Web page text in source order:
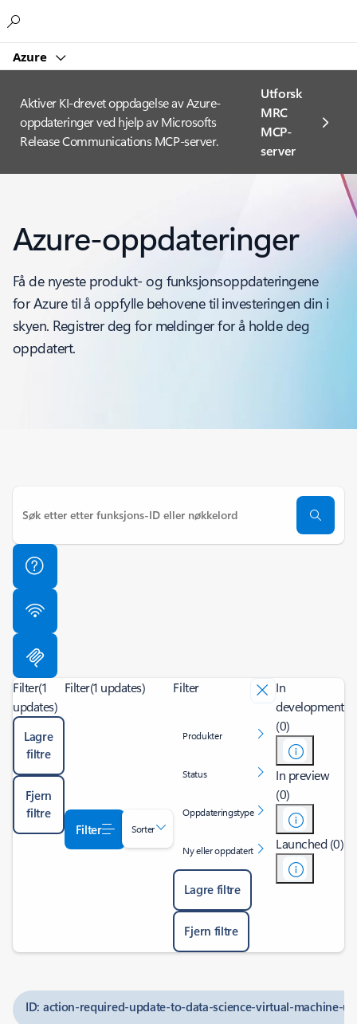
Azure
Aktiver KI-drevet oppdagelse av Azure-
oppdateringer ved hjelp av Microsofts
Release Communications MCP-server.
Utforsk
MRC
MCP-
server
Azure-oppdateringer
Få de nyeste produkt- og funksjonsoppdateringene
for Azure til å oppfylle behovene til investeringen din i
skyen. Registrer deg for meldinger for å holde deg
oppdatert.
Filter(1
updates)
Lagre
filtre
Fjern
filtre
Filter(1 updates)
Filter Sorter
Filter
Produkter
Status
Oppdateringstype
Ny eller oppdatert
Lagre filtre
Fjern filtre
In
development
(0)
In preview
(0)
Launched (0)
ID: action-required-update-to-data-science-virtual-machine-